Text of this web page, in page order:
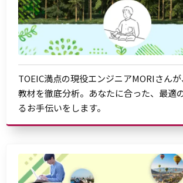
TOEIC満点の現役エンジニアMORIさん
教材を徹底分析。あなたに合った、最適
るお手伝いをします。